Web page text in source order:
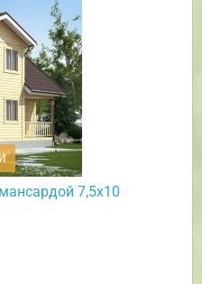
7,5х10